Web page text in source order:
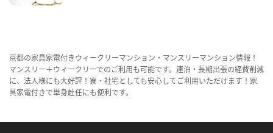
京都の家具家電付きウィークリーマンション・マンスリーマンション情報！
マンスリー＋ウィークリーでのご利用も可能です。連泊・長期出張の経費削減
に、法人様にも大好評！寮・社宅としても安心してご利用いただけます！家
具家電付きで単身赴任にも便利です。